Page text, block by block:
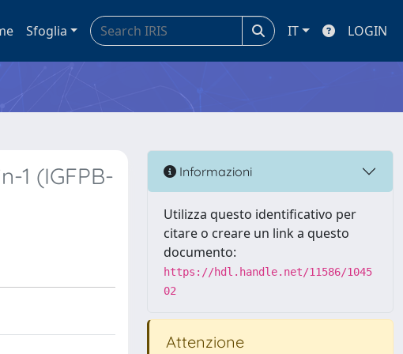
Sfoglia IT LOGIN
1 (IGFPB-
Informazioni
Utilizza questo identificativo per
citare o creare un link a questo
documento:
https://hdl.handle.net/11586/1045
02
Attenzione